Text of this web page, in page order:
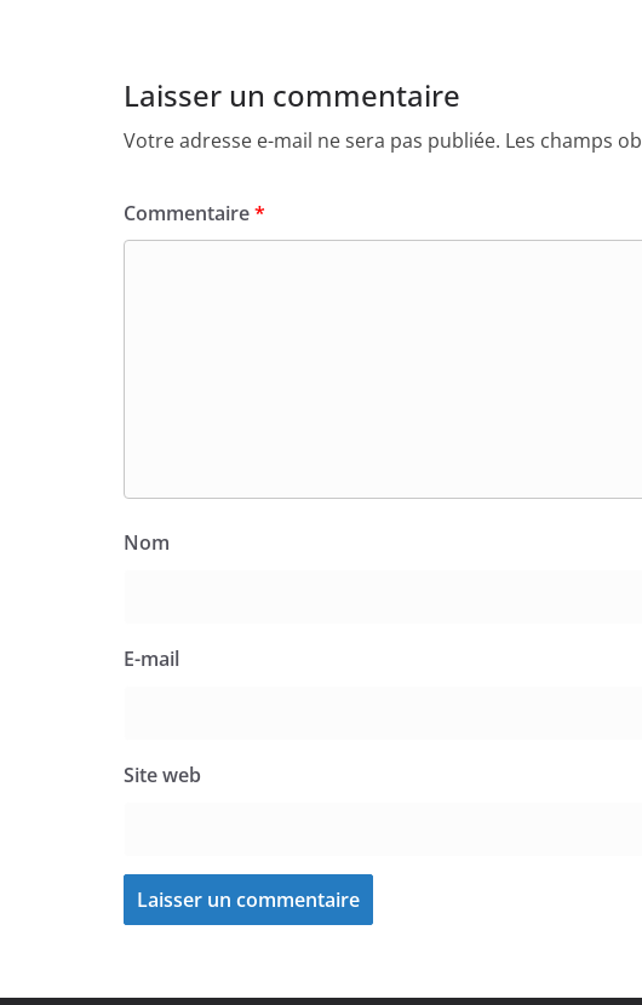
Laisser un commentaire
Votre adresse e-mail ne sera pas publiée. Les champs
Commentaire*
Nom
E-mail
Site web